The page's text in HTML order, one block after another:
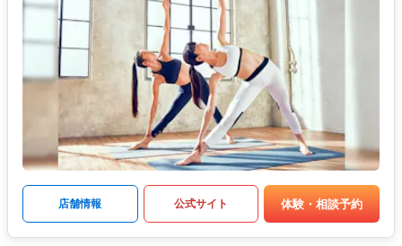
店舗情報 公式サイト 体験・相談予約